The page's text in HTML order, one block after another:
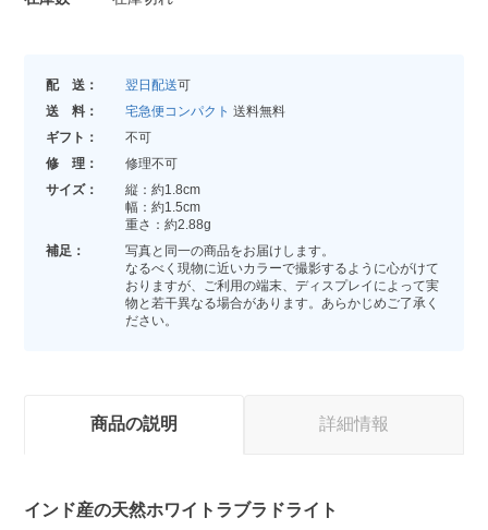
配 送： 翌日配送可
送 料：
宅急便コンパクト 送料無料
ギフト：
不可
修 理：
修理不可
サイズ：
縦：約1.8cm
幅：約1.5cm
重さ：約2.88g
補足：
写真と同一の商品をお届けします。
なるべく現物に近いカラーで撮影するように心がけて
おりますが、ご利用の端末、ディスプレイによって実
物と若干異なる場合があります。あらかじめご了承く
ださい。
商品の説明 詳細情報
インド産の天然ホワイトラブラドライト